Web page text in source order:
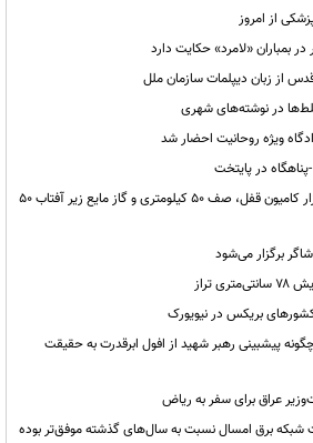
از امروز
بمباران «لامرد» حکایت دارد
از زبان دیپلمات سازمان ملل
در نوشته‌های شهری
ویژه روحانیت احضار شد
در پایتخت
ریمـدان در آستانه بحران؛ ۳ هزار کامیون قفل، صف ۵۰ کیلومتری و گاز مایع زیر آفتاب ۵۰
برگزار می‌شود
تراز
بریکس در نیویورک
پیشبینی رهبر شهید از افول ابرقدرت به حقیقت
عراق برای سفر به ریاض
شبکه برق امسال نسبت به سال‌های گذشته موفق‌تر بوده